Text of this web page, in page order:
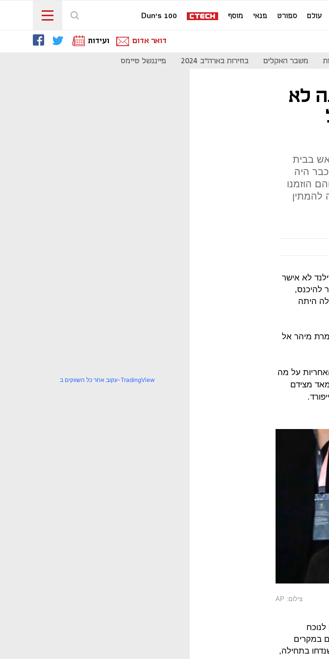
עולם ספורט פנאי מוסף Dun's 100
דואר אדום ועידות
משבר האקלים בחירות בארה"ב 2024 פייננשל טיימס
לא
בבית
כבר היה
הוזמנו
להמתין
לא אישר
להיכנס,
היתה
מיהר אל
על מה
מצידם
צילום: AP
במקרים
בתחילה,
עקוב אחר כל השווקים ב-TradingView